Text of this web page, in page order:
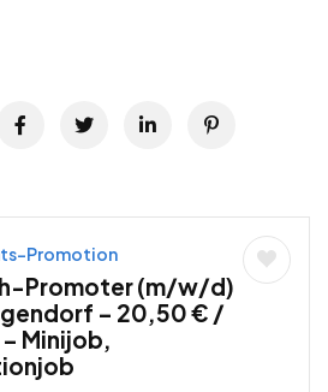
Promotion
Promoter (m/w/d)
– 20,50 € /
Minijob,